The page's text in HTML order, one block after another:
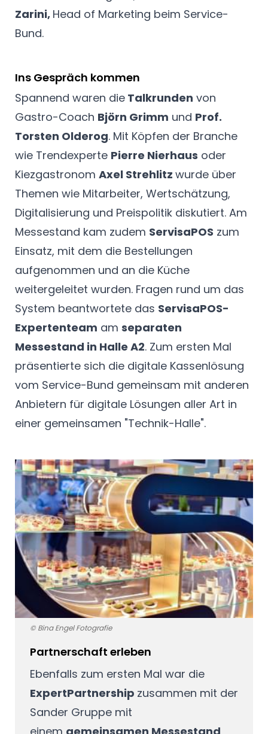
Zarini, Head of Marketing beim Service-
Bund.
Ins Gespräch kommen
Spannend waren die Talkrunden von
Gastro-Coach Björn Grimm und Prof.
Torsten Olderog. Mit Köpfen der Branche
wie Trendexperte Pierre Nierhaus oder
Kiezgastronom Axel Strehlitz wurde über
Themen wie Mitarbeiter, Wertschätzung,
Digitalisierung und Preispolitik diskutiert. Am
Messestand kam zudem ServisaPOS zum
Einsatz, mit dem die Bestellungen
aufgenommen und an die Küche
weitergeleitet wurden. Fragen rund um das
System beantwortete das ServisaPOS-
Expertenteam am separaten
Messestand in Halle A2. Zum ersten Mal
präsentierte sich die digitale Kassenlösung
vom Service-Bund gemeinsam mit anderen
Anbietern für digitale Lösungen aller Art in
einer gemeinsamen "Technik-Halle".
© Bina Engel Fotografie
Partnerschaft erleben
Ebenfalls zum ersten Mal war die
ExpertPartnership zusammen mit der
Sander Gruppe mit